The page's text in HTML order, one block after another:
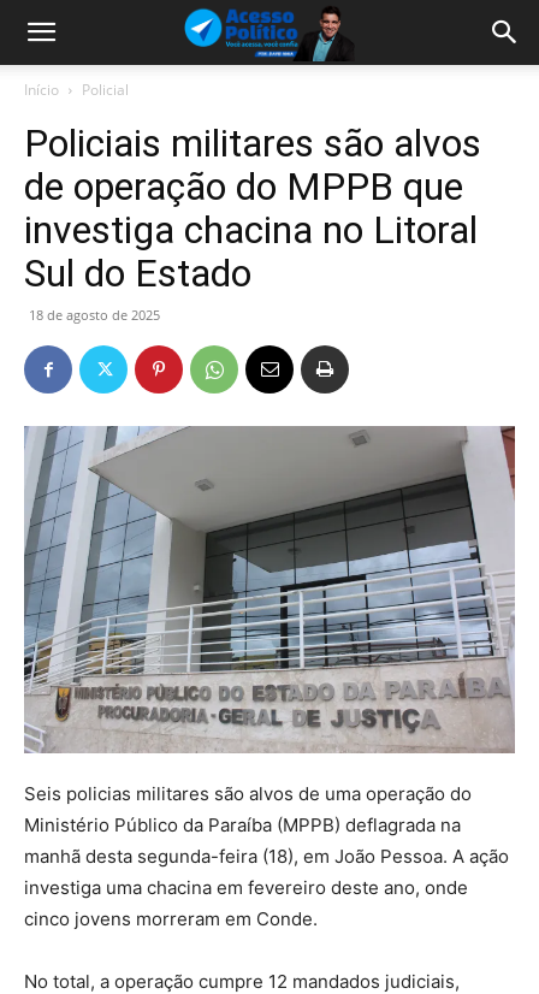
Início Policial
Policiais militares são alvos
de operação do MPPB que
investiga chacina no Litoral
Sul do Estado
18 de agosto de 2025
Seis policias militares são alvos de uma operação do
Ministério Público da Paraíba (MPPB) deflagrada na
manhã desta segunda-feira (18), em João Pessoa. A ação
investiga uma chacina em fevereiro deste ano, onde
cinco jovens morreram em Conde.
No total, a operação cumpre 12 mandados judiciais,